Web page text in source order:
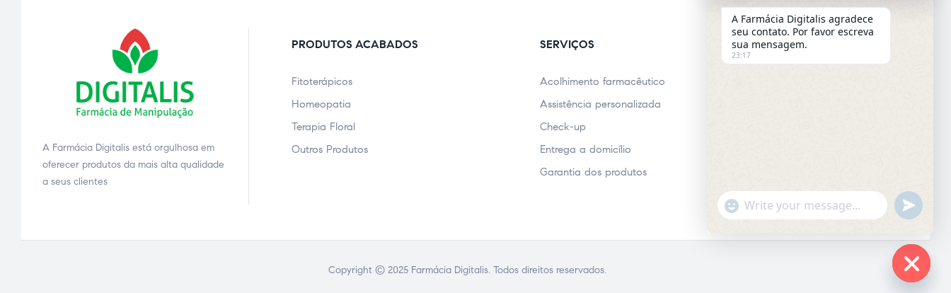
A Farmácia Digitalis está orgulhosa em
oferecer produtos da mais alta qualidade
a seus clientes
PRODUTOS ACABADOS
Fitoterápicos
Homeopatia
Terapia Floral
Outros Produtos
SERVIÇOS
Acolhimento farmacêutico
Assistência personalizada
Check-up
Entrega a domicílio
Garantia dos produtos
E-MAIL
Copyright © 2025 Farmácia Digitalis. Todos direitos reservados.
A Farmácia Digitalis agradece
seu contato. Por favor escreva
sua mensagem.
23:17
"+chaty_settings.lang.emoji_picker+"
WhatsApp